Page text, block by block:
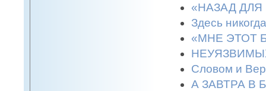
«НАЗАД ДЛЯ
Здесь
«МНЕ ЭТОТ
Словом и
А ЗАВТРА В